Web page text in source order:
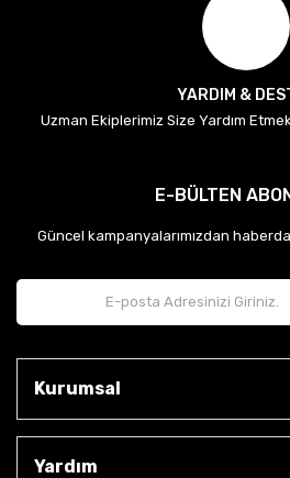
YARDIM &
Uzman Ekiplerimiz Size Yardım
E-BÜLTEN
Güncel kampanyalarımızdan
Kurumsal
Yardım